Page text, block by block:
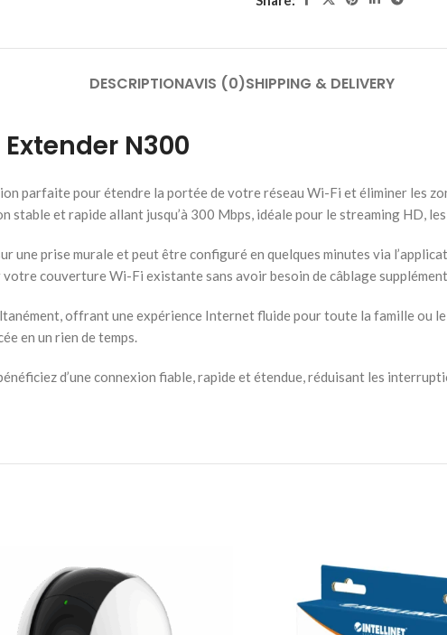
DESCRIPTIONAVIS (0)SHIPPING & DELIVERY
N300
parfaite pour étendre la portée de votre réseau Wi-Fi et éliminer les
et rapide allant jusqu’à 300 Mbps, idéale pour le streaming HD,
une prise murale et peut être configuré en quelques minutes via
couverture Wi-Fi existante sans avoir besoin de câblage
offrant une expérience Internet fluide pour toute la famille ou
en un rien de temps.
d’une connexion fiable, rapide et étendue, réduisant les